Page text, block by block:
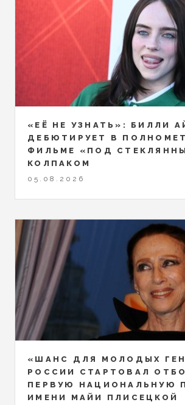
«ЕЁ НЕ УЗНАТЬ»: БИЛЛИ
ДЕБЮТИРУЕТ В
ФИЛЬМЕ «ПОД
КОЛПАКОМ
05.08.2026
«ШАНС ДЛЯ МОЛОДЫХ
РОССИИ СТАРТОВАЛ
ПЕРВУЮ НАЦИОНАЛЬНУЮ
ИМЕНИ МАЙИ ПЛИСЕЦКОЙ